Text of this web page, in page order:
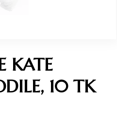
KATE
10 TK